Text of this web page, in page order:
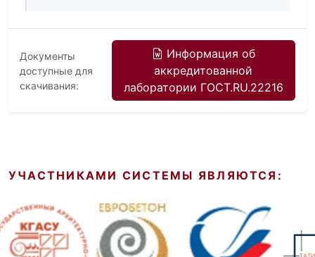
Документы
доступные для
скачивания:
Информация об
аккредитованной
лаборатории ГОСТ.RU.22216
УЧАСТНИКАМИ СИСТЕМЫ ЯВЛЯЮТСЯ: